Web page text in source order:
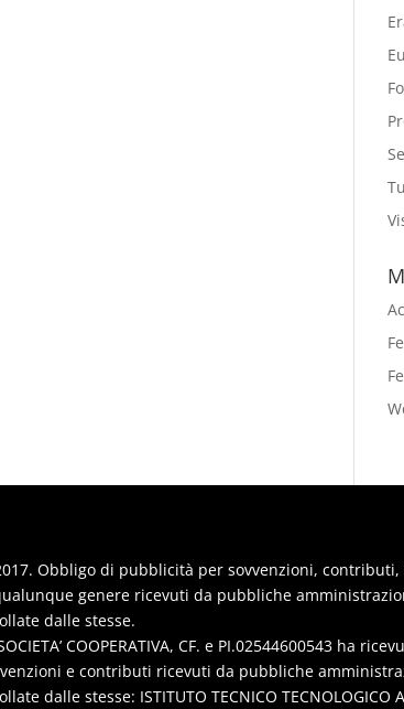
2017. Obbligo di pubblicità per sovvenzioni,
genere ricevuti da pubbliche
dalle stesse.
COOPERATIVA, CF. e PI.02544600543 ha
e contributi ricevuti da pubbliche
dalle stesse: ISTITUTO TECNICO TECNOLOGICO